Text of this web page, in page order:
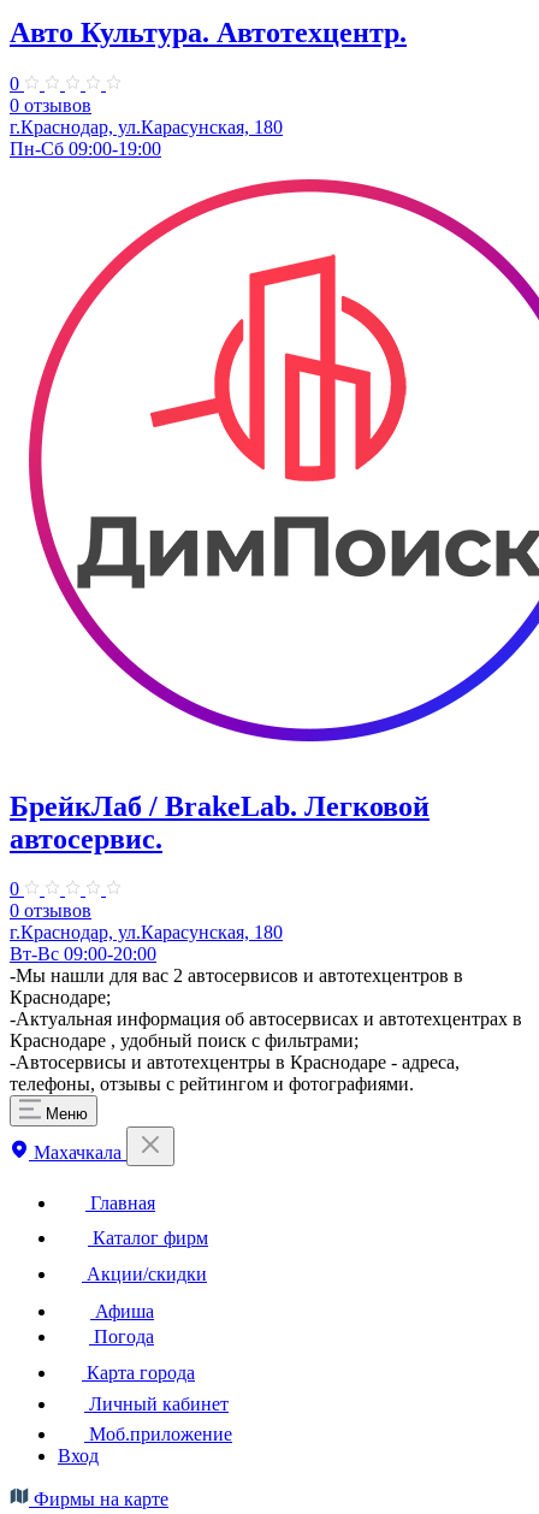
Авто Культура. ​Автотехцентр.
0
0 отзывов
​г.Краснодар, ул.Карасунская, 180
Пн-Сб 09:00-19:00
БрейкЛаб / BrakeLab. ​Легковой
автосервис.
0
0 отзывов
​г.Краснодар, ул.Карасунская, 180
Вт-Вс 09:00-20:00
-Мы нашли для вас 2 автосервисов и автотехцентров в
Краснодаре;
-Актуальная информация об автосервисах и автотехцентрах в
Краснодаре , удобный поиск с фильтрами;
-Автосервисы и автотехцентры в Краснодаре - адреса,
телефоны, отзывы с рейтингом и фотографиями.
Меню
Махачкала
Главная
Каталог фирм
Акции/скидки
Афиша
Погода
Карта города
Личный кабинет
Моб.приложение
Вход
Фирмы на карте